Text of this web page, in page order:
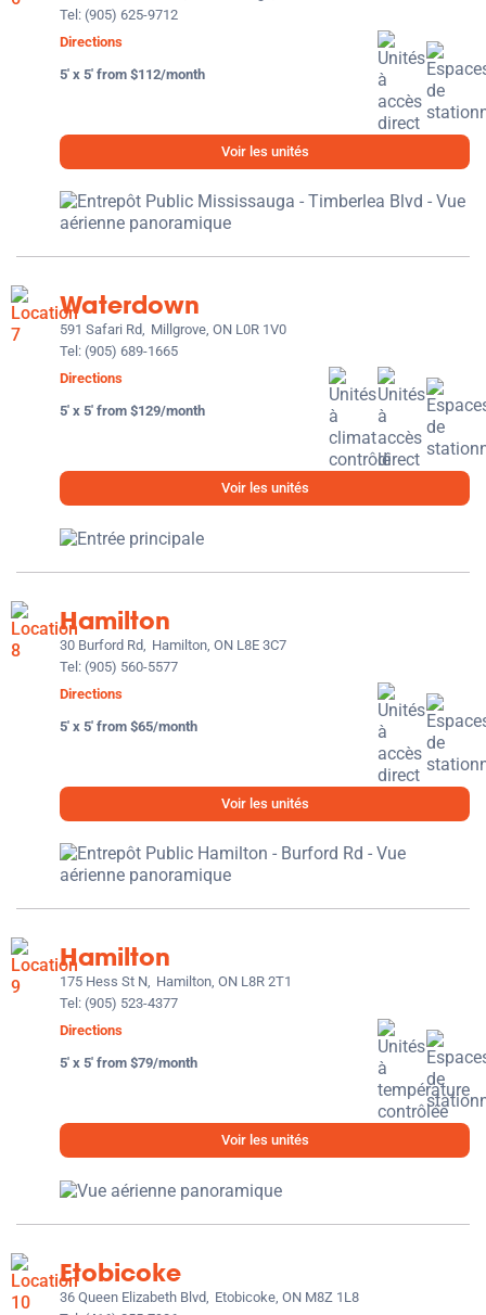
Tel: (905) 625-9712
Directions
5' x 5' from $112/month
Voir les unités
Waterdown
591 Safari Rd, Millgrove, ON L0R 1V0
Tel: (905) 689-1665
Directions
5' x 5' from $129/month
Voir les unités
Hamilton
30 Burford Rd, Hamilton, ON L8E 3C7
Tel: (905) 560-5577
Directions
5' x 5' from $65/month
Voir les unités
Hamilton
175 Hess St N, Hamilton, ON L8R 2T1
Tel: (905) 523-4377
Directions
5' x 5' from $79/month
Voir les unités
Etobicoke
36 Queen Elizabeth Blvd,
Etobicoke, ON M8Z 1L8